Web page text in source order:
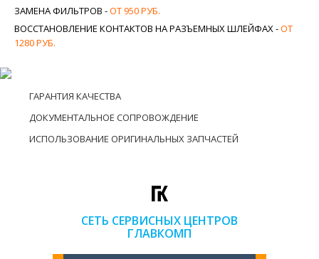
СЕТЬ СЕРВИСНЫХ ЦЕНТРОВ
ГЛАВКОМП
ЗАМЕНА ФИЛЬТРОВ -ОТ 950 РУБ.
ВОССТАНОВЛЕНИЕ КОНТАКТОВ НА РАЗЪЕМНЫХ ШЛЕЙФАХ -ОТ
1280 РУБ.
ГАРАНТИЯ КАЧЕСТВА
ДОКУМЕНТАЛЬНОЕ СОПРОВОЖДЕНИЕ
ИСПОЛЬЗОВАНИЕ ОРИГИНАЛЬНЫХ ЗАПЧАСТЕЙ